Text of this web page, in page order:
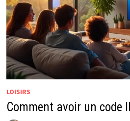
LOISIRS
Comment avoir un code